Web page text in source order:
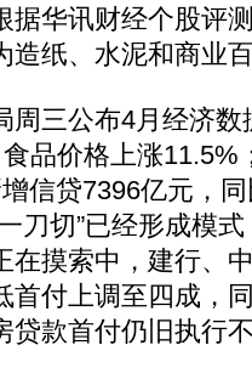
据华讯财经个股评
造纸、水泥和商业
三公布4月经济数
品价格上涨11.5%
信贷7396亿元，
刀切”已经形成模
在摸索中，建行、
首付上调至四成，
贷款首付仍旧执行